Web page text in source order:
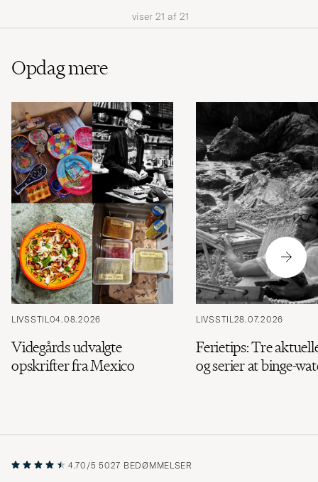
viser 21 af 21
Opdag mere
LIVSSTIL04.08.2026
Videgårds udvalgte
opskrifter fra Mexico
LIVSSTIL28.07.2026
Ferietips: Tre
og serier at binge-
4.70/5 5027 BEDØMMELSER